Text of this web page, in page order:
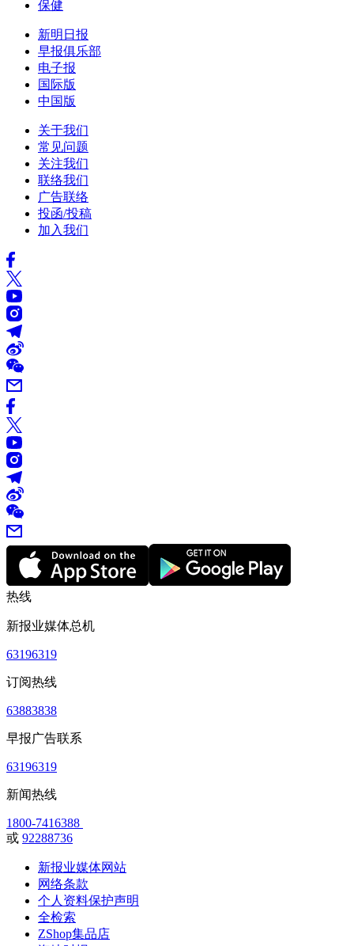
保健
新明日报
早报俱乐部
电子报
国际版
中国版
关于我们
常见问题
关注我们
联络我们
广告联络
投函/投稿
加入我们
热线
新报业媒体总机
63196319
订阅热线
63883838
早报广告联系
63196319
新闻热线
1800-7416388
或 92288736
新报业媒体网站
网络条款
个人资料保护声明
全检索
ZShop集品店